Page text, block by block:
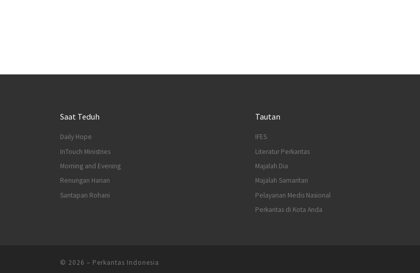
Saat Teduh
Daily Hope
InTouch Ministries
Morning and Evening
Renungan Harian
Santapan Rohani
Tautan
IFES
Literatur Perkantas
Majalah Dia
Majalah Samaritan
Pelayanan Medis Nasional
Perkantas di Kota Anda
© 2026 – Perkantas Indonesia